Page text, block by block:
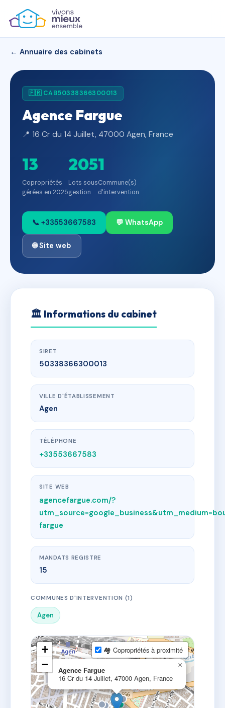
← Annuaire des cabinets
🇫🇷 CAB50338366300013
Agence Fargue
📍 16 Cr du 14 Juillet, 47000 Agen, France
13
Copropriétés
gérées en 2025
205
Lots sous
gestion
1
Commune(s)
d'intervention
📞 +33553667583 💬 WhatsApp
🌐 Site web
🏛 Informations du cabinet
SIRET
50338366300013
VILLE D'ÉTABLISSEMENT
Agen
TÉLÉPHONE
+33553667583
SITE WEB
agencefargue.com/?
fargue
MANDATS REGISTRE
15
COMMUNES D'INTERVENTION (1)
Agen
Agence Fargue
16 Cr du 14 Juillet, 47000 Agen, France
×
+
−
🏘 Copropriétés à proximité